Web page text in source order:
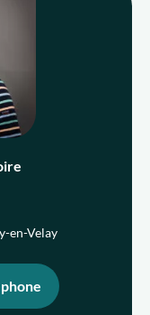
en-Velay